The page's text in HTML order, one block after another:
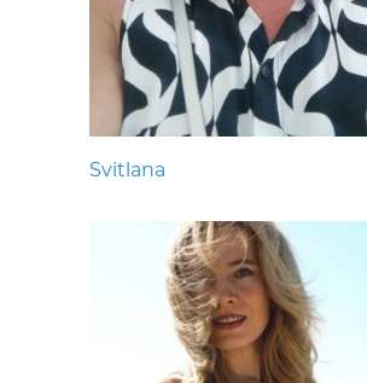
Svitlana